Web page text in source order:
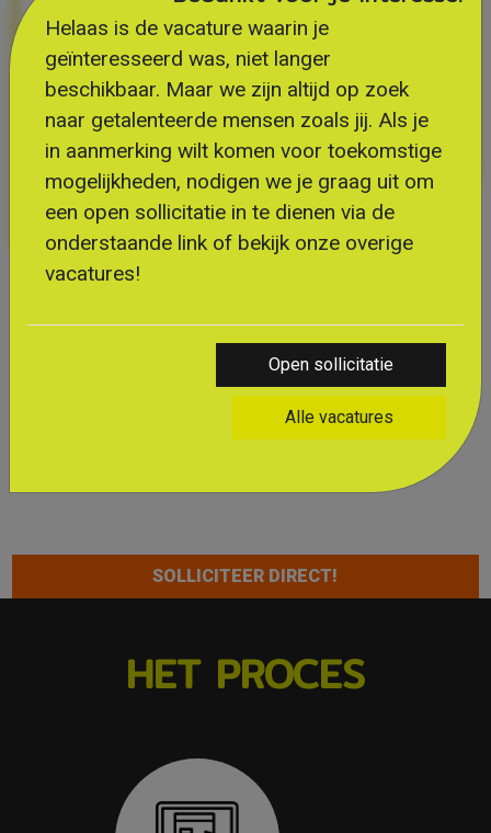
Vragen over deze vacature?
wouter@flexibleplus.nl
SOLLICITEER DIRECT!
HET PROCES
Helaas is de vacature waarin je
geïnteresseerd was, niet langer
beschikbaar. Maar we zijn altijd op zoek
naar getalenteerde mensen zoals jij. Als je
in aanmerking wilt komen voor toekomstige
mogelijkheden, nodigen we je graag uit om
een open sollicitatie in te dienen via de
onderstaande link of bekijk onze overige
vacatures!
Open sollicitatie
Alle vacatures